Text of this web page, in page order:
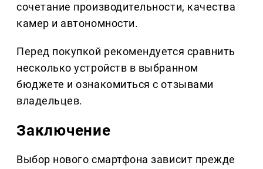
сочетание производительности, качества
камер и автономности.
Перед покупкой рекомендуется сравнить
несколько устройств в выбранном
бюджете и ознакомиться с отзывами
владельцев.
Заключение
Выбор нового смартфона зависит прежде